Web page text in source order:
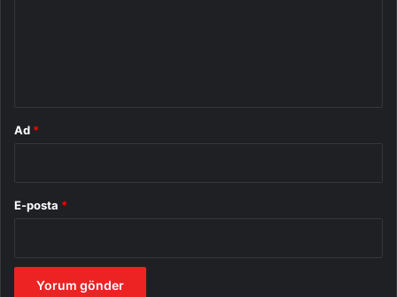
Ad *
E-posta *